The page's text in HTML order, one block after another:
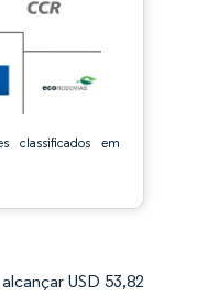
classificados em
USD 53,82